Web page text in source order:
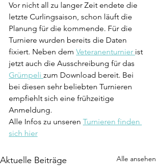
Vor nicht all zu langer Zeit endete die
letzte Curlingsaison, schon läuft die
Planung für die kommende. Für die
Turniere wurden bereits die Daten
fixiert. Neben dem Veteranenturnier ist
jetzt auch die Ausschreibung für das
Grümpeli zum Download bereit. Bei
bei diesen sehr beliebten Turnieren
empfiehlt sich eine frühzeitige
Anmeldung.
Alle Infos zu unseren Turnieren finden
sich hier
Aktuelle Beiträge Alle ansehen